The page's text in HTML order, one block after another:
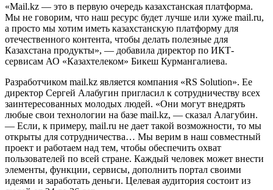
«Mail.kz — это в первую очередь казахстанская платформа.
Мы не говорим, что наш ресурс будет лучше или хуже mail.ru,
а просто мы хотим иметь казахстанскую платформу для
отечественного контента, чтобы делать полезные для
Казахстана продукты», — добавила директор по ИКТ-
сервисам АО «Казахтелеком» Бикеш Курмангалиева.
Разработчиком mail.kz является компания «RS Solution». Ее
директор Сергей Алабугин пригласил к сотрудничеству всех
заинтересованных молодых людей. «Они могут внедрять
любые свои технологии на базе mail.kz, — сказал Алагубин.
— Если, к примеру, mail.ru не дает такой возможности, то мы
открыты для сотрудничества… Мы верим в наш совместный
проект и работаем над тем, чтобы обеспечить охват
пользователей по всей стране. Каждый человек может внести
элементы, функции, сервисы, дополнить портал своими
идеями и заработать деньги. Целевая аудитория состоит из